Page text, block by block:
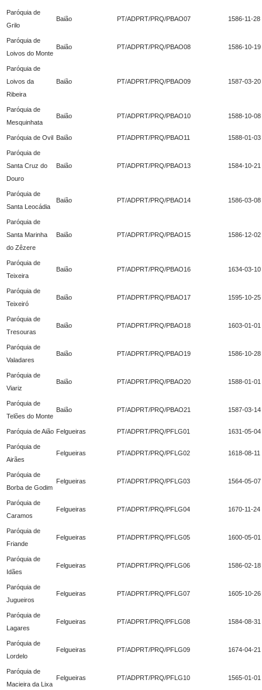
Paróquia de
Grilo
Baião PT/ADPRT/PRQ/PBAO07 1586-11-28
Paróquia de
Loivos do Monte
Baião PT/ADPRT/PRQ/PBAO08 1586-10-19
Paróquia de
Loivos da
Ribeira
Baião PT/ADPRT/PRQ/PBAO09 1587-03-20
Paróquia de
Mesquinhata
Baião PT/ADPRT/PRQ/PBAO10 1588-10-08
Paróquia de Ovil Baião PT/ADPRT/PRQ/PBAO11 1588-01-03
Paróquia de
Santa Cruz do
Douro
Baião PT/ADPRT/PRQ/PBAO13 1584-10-21
Paróquia de
Santa Leocádia
Baião PT/ADPRT/PRQ/PBAO14 1586-03-08
Paróquia de
Santa Marinha
do Zêzere
Baião PT/ADPRT/PRQ/PBAO15 1586-12-02
Paróquia de
Teixeira
Baião PT/ADPRT/PRQ/PBAO16 1634-03-10
Paróquia de
Teixeiró
Baião PT/ADPRT/PRQ/PBAO17 1595-10-25
Paróquia de
Tresouras
Baião PT/ADPRT/PRQ/PBAO18 1603-01-01
Paróquia de
Valadares
Baião PT/ADPRT/PRQ/PBAO19 1586-10-28
Paróquia de
Viariz
Baião PT/ADPRT/PRQ/PBAO20 1588-01-01
Paróquia de
Telões do Monte
Baião PT/ADPRT/PRQ/PBAO21 1587-03-14
Paróquia de Aião Felgueiras PT/ADPRT/PRQ/PFLG01 1631-05-04
Paróquia de
Airães
Felgueiras PT/ADPRT/PRQ/PFLG02 1618-08-11
Paróquia de
Borba de Godim
Felgueiras PT/ADPRT/PRQ/PFLG03 1564-05-07
Paróquia de
Caramos
Felgueiras PT/ADPRT/PRQ/PFLG04 1670-11-24
Paróquia de
Friande
Felgueiras PT/ADPRT/PRQ/PFLG05 1600-05-01
Paróquia de
Idães
Felgueiras PT/ADPRT/PRQ/PFLG06 1586-02-18
Paróquia de
Jugueiros
Felgueiras PT/ADPRT/PRQ/PFLG07 1605-10-26
Paróquia de
Lagares
Felgueiras PT/ADPRT/PRQ/PFLG08 1584-08-31
Paróquia de
Lordelo
Felgueiras PT/ADPRT/PRQ/PFLG09 1674-04-21
Paróquia de
Macieira da Lixa
Felgueiras PT/ADPRT/PRQ/PFLG10 1565-01-01